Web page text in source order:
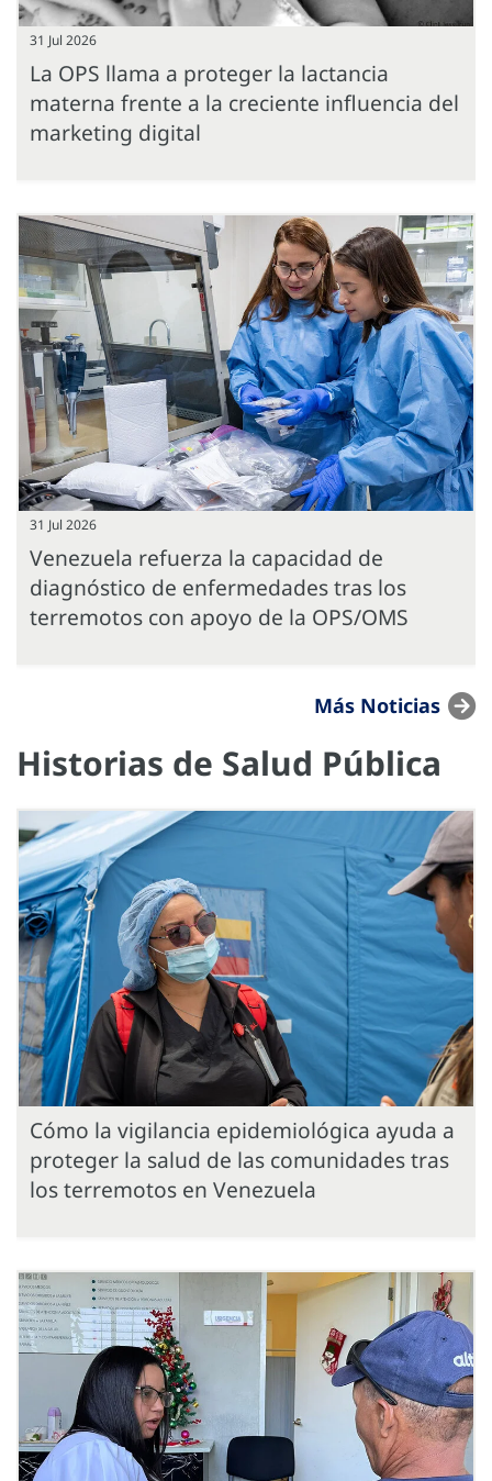
31 Jul 2026
La OPS llama a proteger la lactancia
materna frente a la creciente influencia del
marketing digital
31 Jul 2026
Venezuela refuerza la capacidad de
diagnóstico de enfermedades tras los
terremotos con apoyo de la OPS/OMS
Más Noticias
Historias de Salud Pública
Cómo la vigilancia epidemiológica ayuda a
proteger la salud de las comunidades tras
los terremotos en Venezuela